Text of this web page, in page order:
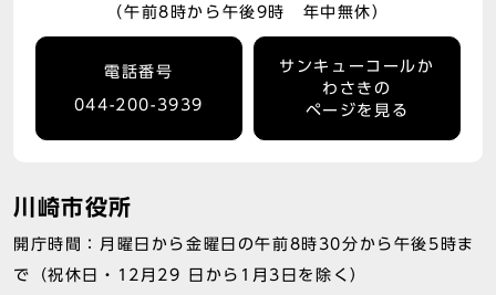
（午前8時から午後9時 年中無休）
電話番号
044-200-3939
サンキューコールか
わさきの
ページを見る
川崎市役所
開庁時間：月曜日から金曜日の午前8時30分から午後5時ま
で（祝休日・12月29 日から1月3日を除く）